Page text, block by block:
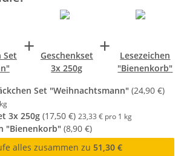
Set
+ Geschenkset
3x 250g
+
Lesezeichen
"Bienenkorb"
Set "Weihnachtsmann"(24,90 €)
3x 250g(17,50 €) 23,33 € pro 1 kg
"Bienenkorb"(8,90 €)
alles zusammen zu 51,30 €